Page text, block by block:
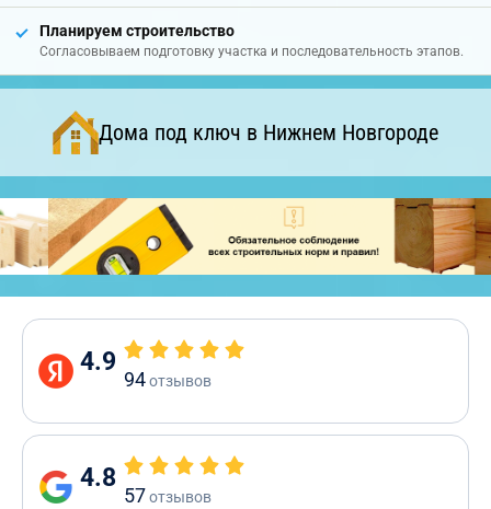
Планируем строительство
Согласовываем подготовку участка и последовательность этапов.
Дома под ключ в Нижнем Новгороде
4.9
94отзывов
4.8
57отзывов